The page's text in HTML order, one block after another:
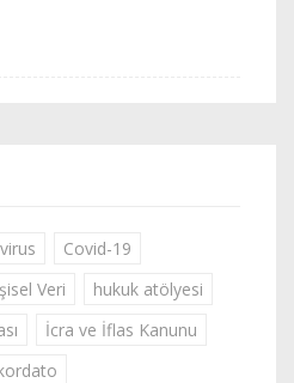
Covid-19
Veri
hukuk atölyesi
İcra ve İflas Kanunu